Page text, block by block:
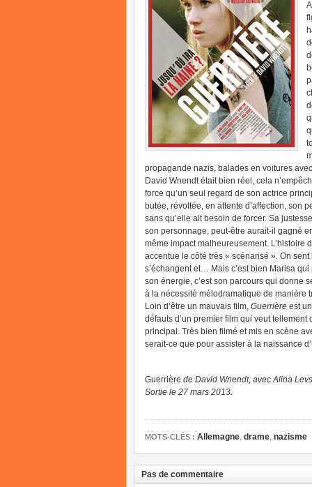
propagande nazis, balades en voitures
David Wnendt était bien réel, cela
force qu’un seul regard de son actrice
butée, révoltée, en attente d’affection, son
sans qu’elle ait besoin de forcer. Sa
son personnage, peut-être aurait-il gagné
même impact malheureusement.
accentue le côté très « scénarisé ». On
s’échangent et… Mais c’est bien Marisa
son énergie, c’est son parcours qui donne
à la nécessité mélodramatique de manière
Loin d’être un mauvais film, Guerrière est
défauts d’un premier film qui veut
principal. Très bien filmé et mis en scène
serait-ce que pour assister à la naissance
Guerrière de David Wnendt, avec Alina
Sortie le 27 mars 2013.
MOTS-CLÉS : Allemagne, drame, nazisme
Pas de commentaire